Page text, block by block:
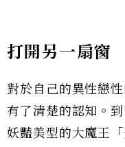
打開另一扇窗
對於自己的異性戀
有了清楚的認知。
妖豔美型的大魔王